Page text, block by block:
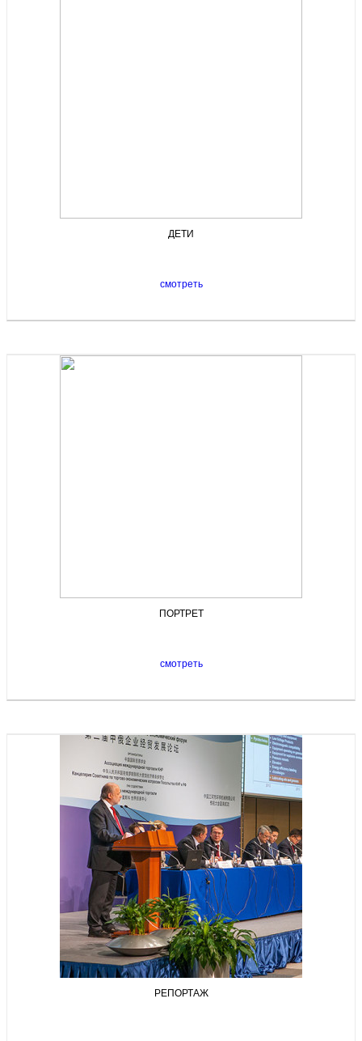
ДЕТИ
смотреть
ПОРТРЕТ
смотреть
РЕПОРТАЖ